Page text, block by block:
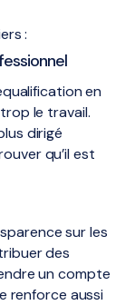
:
en
le travail.
dirigé
qu’il est
sur les
des
un compte
renforce aussi